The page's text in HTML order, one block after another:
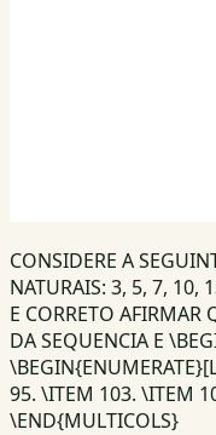
CONSIDERE A
NATURAIS: 3, 5, 7, 10,
E CORRETO
DA SEQUENCIA E
95. \ITEM 103. \ITEM
\END{MULTICOLS}